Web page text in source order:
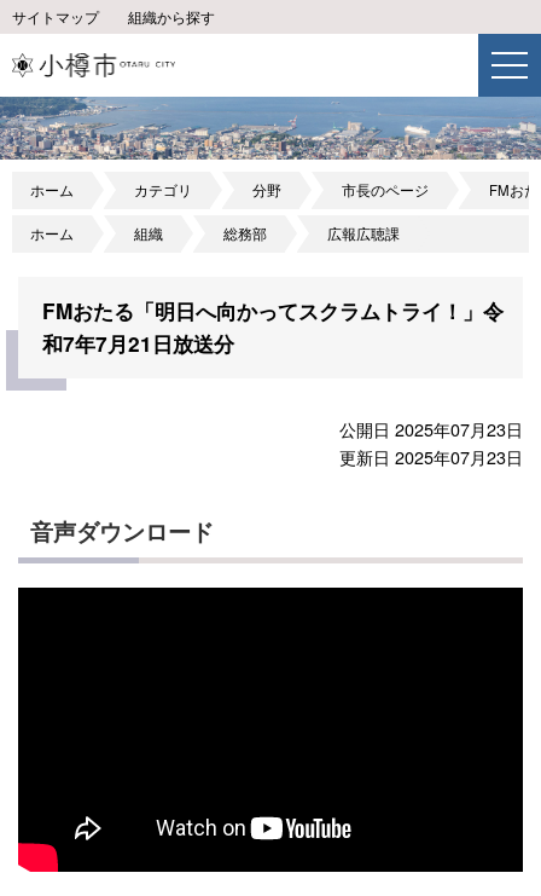
サイトマップ 組織から探す
ホーム カテゴリ 分野 市長のページ FMお
ホーム 組織 総務部 広報広聴課
FMおたる「明日へ向かってスクラムトライ！」令
和7年7月21日放送分
公開日 2025年07月23日
更新日 2025年07月23日
音声ダウンロード